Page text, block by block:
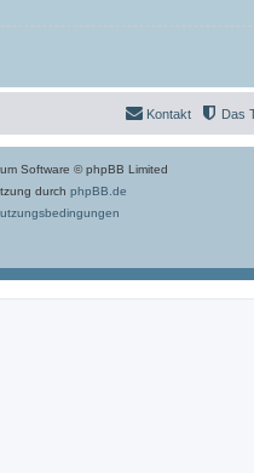
Das
Kontakt
Software © phpBB Limited
durch phpBB.de